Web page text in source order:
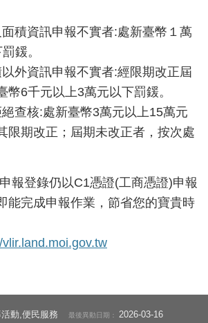
積資訊申報不實者:處新臺幣１萬
鍰。
外資訊申報不實者:經限期改正屆
幣6千元以上3萬元以下罰鍰。
查核:處新臺幣3萬元以上15萬元
限期改正；屆期未改正者，按次處
報登錄仍以C1憑證(工商憑證)申報
能完成申報作業，節省您的寶貴時
vlir.land.moi.gov.tw
動,便民服務 最後異動日期： 2026-03-16